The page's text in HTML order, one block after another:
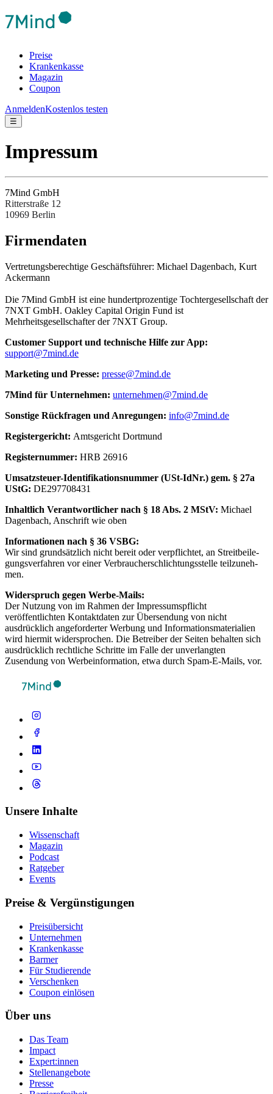
Preise
Krankenkasse
Magazin
Coupon
AnmeldenKostenlos testen
☰
Impressum
7Mind GmbH
Ritterstraße 12
10969 Berlin
Fir­men­da­ten
Ver­tre­tungs­be­rech­tige Ges­chäftsfüh­rer: Michael Dagenbach, Kurt
Ackermann
Die 7Mind GmbH ist eine hundertprozentige Tochtergesellschaft der
7NXT GmbH. Oakley Capital Origin Fund ist
Mehrheitsgesellschafter der 7NXT Group.
Cus­to­mer Sup­port und tech­nische Hilfe zur App:
support@7mind.de
Mar­ke­ting und Presse: presse@7mind.de
7Mind für Unter­neh­men: unternehmen@7mind.de
Sons­tige Rück­fra­gen und Anre­gun­gen: info@7mind.de
Regis­ter­ge­richt: Amts­ge­richt Dort­mund
Regis­ter­num­mer: HRB 26916
Umsatzs­teuer-Iden­ti­fi­ka­tions­num­mer (USt-IdNr.) gem. § 27a
UStG: DE297708431
Inhalt­lich Verant­wort­li­cher nach § 18 Abs. 2 MStV: Michael
Dagenbach, Anschrift wie oben
Infor­ma­tio­nen nach § 36 VSBG:
Wir sind grund­sätz­lich nicht bereit oder verp­flich­tet, an Streit­bei­le­
gung­sver­fah­ren vor einer Ver­brau­cher­schlich­tungs­s­telle teil­zu­neh­
men.
Widerspruch gegen Werbe-Mails:
Der Nutzung von im Rahmen der Impressumspflicht
veröffentlichten Kontaktdaten zur Übersendung von nicht
ausdrücklich angeforderter Werbung und Informationsmaterialien
wird hiermit widersprochen. Die Betreiber der Seiten behalten sich
ausdrücklich rechtliche Schritte im Falle der unverlangten
Zusendung von Werbeinformation, etwa durch Spam-E-Mails, vor.
Unsere Inhalte
Wissenschaft
Magazin
Podcast
Ratgeber
Events
Preise & Vergünstigungen
Preisübersicht
Unternehmen
Krankenkasse
Barmer
Für Studierende
Ver­schen­ken
Coupon einlösen
Über uns
Das Team
Impact
Expert:innen
Stellenangebote
Presse